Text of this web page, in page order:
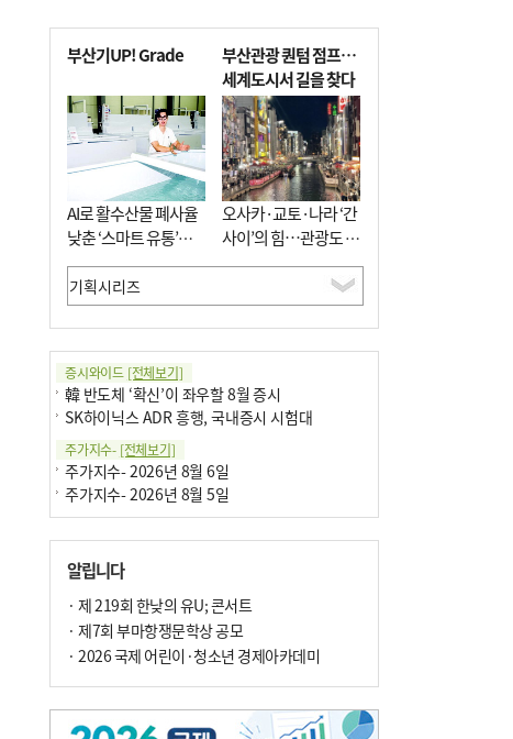
부산기UP! Grade
AI로 활수산물 폐사율
낮춘 ‘스마트 유통’…
사막·산악지대 수출
도전
부산관광 퀀텀 점프…
세계도시서 길을 찾다
오사카·교토·나라 ‘간
사이’의 힘…관광도 뭉
쳐야 흥한다
증시와이드 [전체보기]
韓 반도체 ‘확신’이 좌우할 8월 증시
SK하이닉스 ADR 흥행, 국내증시 시험대
주가지수- [전체보기]
주가지수- 2026년 8월 6일
주가지수- 2026년 8월 5일
알립니다
· 제 219회 한낮의 유U; 콘서트
· 제7회 부마항쟁문학상 공모
· 2026 국제 어린이·청소년 경제아카데미